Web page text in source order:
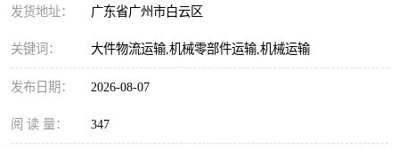
发货地址： 广东省广州市白云区
关键词： 大件物流运输,机械零部件运输,机械运输
发布日期： 2026-08-07
阅 读 量： 347